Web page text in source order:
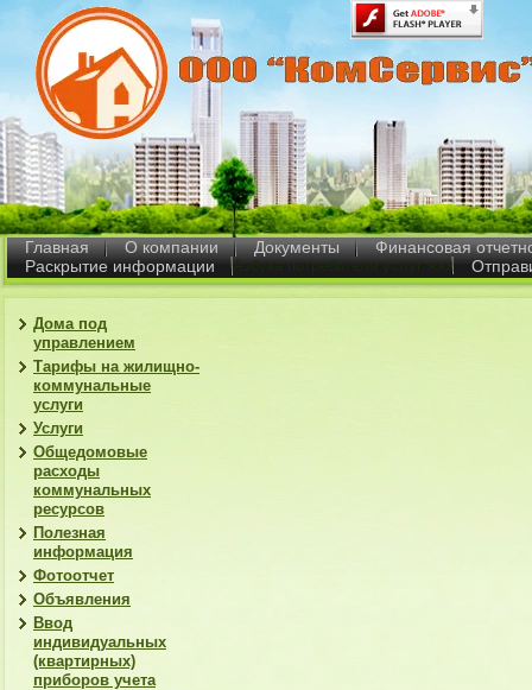
Главная О компании Документы
Финансовая
Раскрытие информации
Азбука потребителя услуг жкх
Дома под
управлением
Тарифы на жилищно-
коммунальные
услуги
Услуги
Общедомовые
расходы
коммунальных
ресурсов
Полезная
информация
Фотоотчет
Объявления
Ввод
индивидуальных
(квартирных)
приборов учета